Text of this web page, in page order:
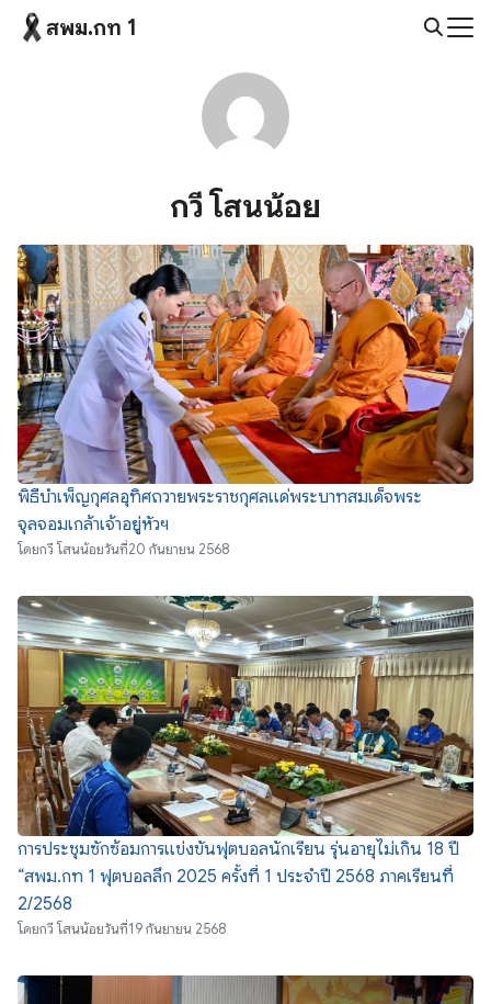
Skip
สพม.กท 1
กวี โสนน้อย
พิธีบำเพ็ญกุศลอุทิศถวายพระราชกุศลแด่พระบาทสมเด็จพระ
จุลจอมเกล้าเจ้าอยู่หัวฯ
โดยกวี โสนน้อยวันที่20 กันยายน 2568
การประชุมซักซ้อมการแข่งขันฟุตบอลนักเรียน รุ่นอายุไม่เกิน 18 ปี
“สพม.กท 1 ฟุตบอลลึก 2025 ครั้งที่ 1 ประจำปี 2568 ภาคเรียนที่
2/2568
โดยกวี โสนน้อยวันที่19 กันยายน 2568